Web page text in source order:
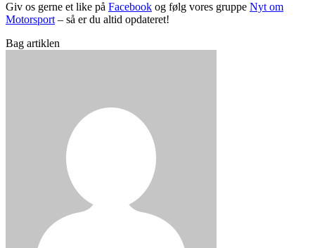
Giv os gerne et like på Facebook og følg vores gruppe Nyt om
Motorsport– så er du altid opdateret!
Bag artiklen